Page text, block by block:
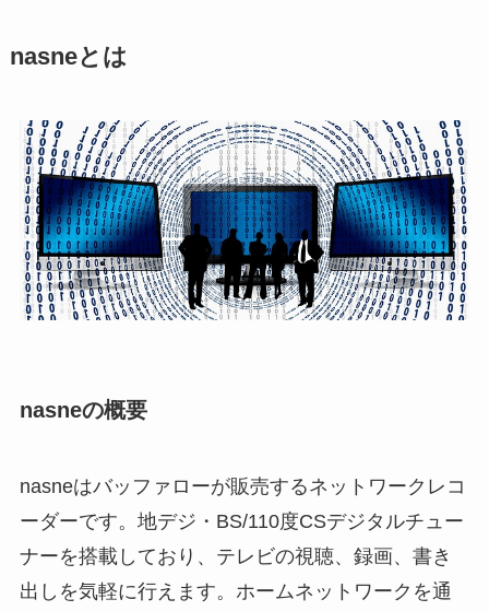
nasneとは
nasneの概要
nasneはバッファローが販売するネットワークレコ
ーダーです。地デジ・BS/110度CSデジタルチュー
ナーを搭載しており、テレビの視聴、録画、書き
出しを気軽に行えます。ホームネットワークを通